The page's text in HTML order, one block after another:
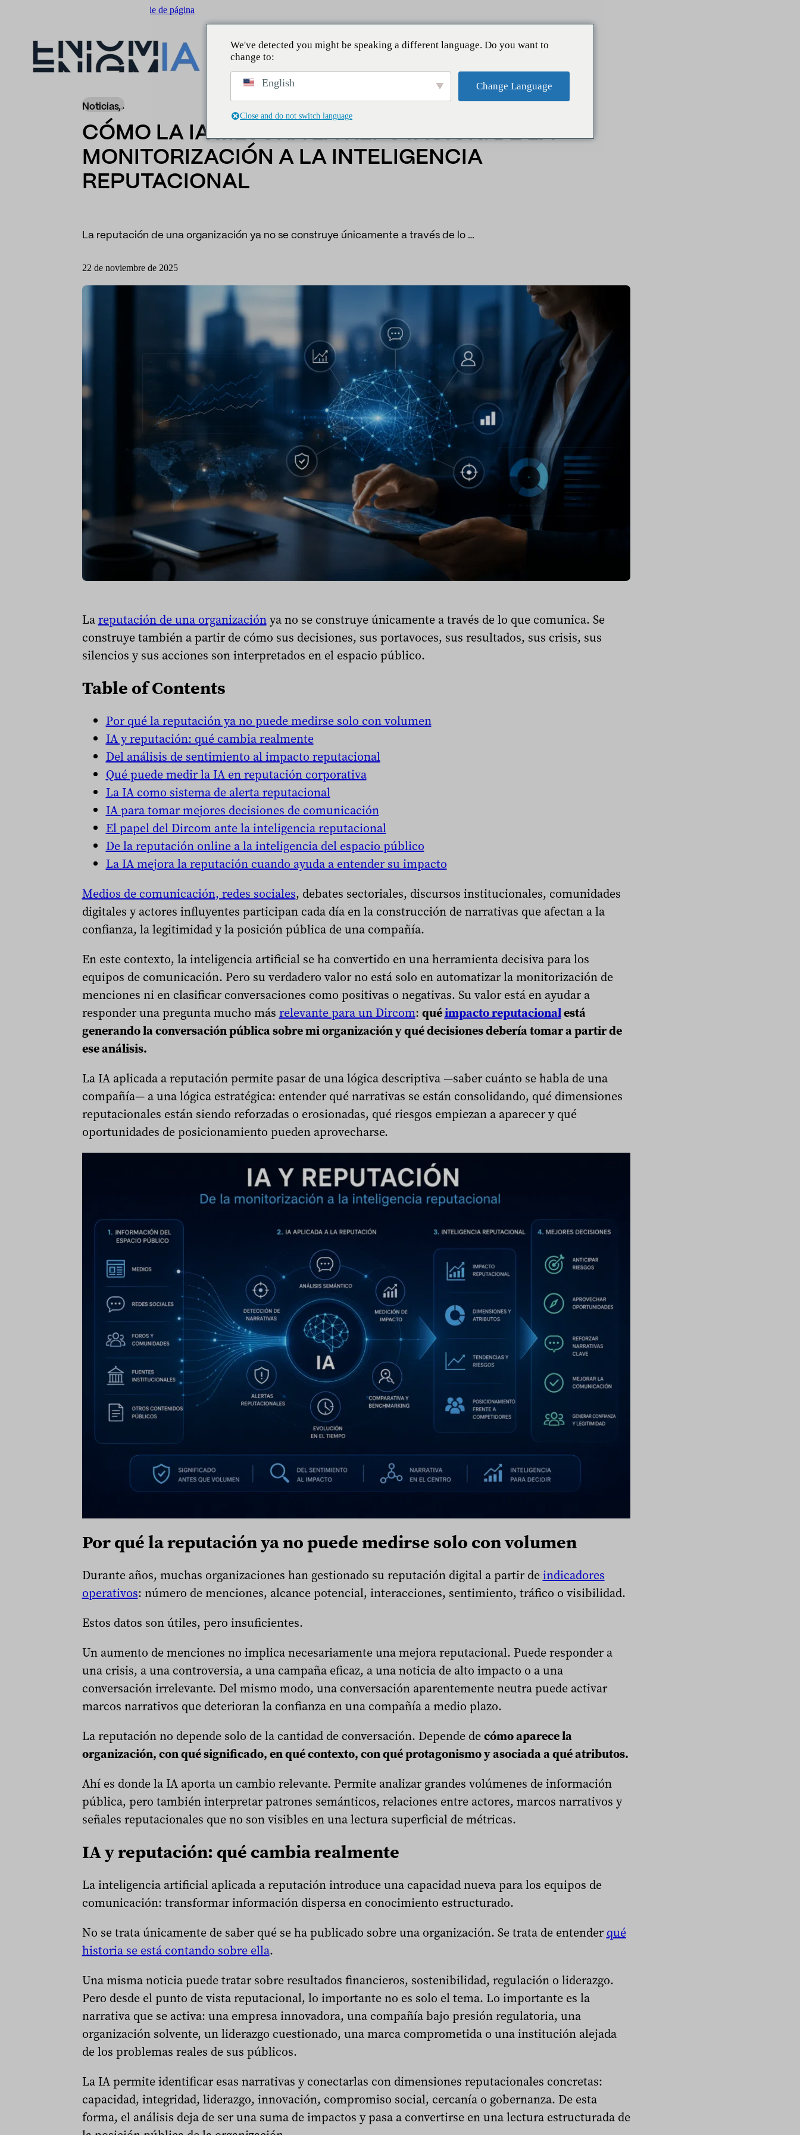
Saltar al pie de página
Insider Noticias/Cómo la IA mejora la reputación: de la monitorización a la inteligencia reputacional
Noticias,
CÓMO LA IA MEJORA LA REPUTACIÓN: DE LA
MONITORIZACIÓN A LA INTELIGENCIA
REPUTACIONAL
La reputación de una organización ya no se construye únicamente a través de lo …
22 de noviembre de 2025
Lareputación de una organizaciónya no se construye únicamente a través de lo que comunica. Se
construye también a partir de cómo sus decisiones, sus portavoces, sus resultados, sus crisis, sus
silencios y sus acciones son interpretados en el espacio público.
Table of Contents
Por qué la reputación ya no puede medirse solo con volumen
IA y reputación: qué cambia realmente
Del análisis de sentimiento al impacto reputacional
Qué puede medir la IA en reputación corporativa
La IA como sistema de alerta reputacional
IA para tomar mejores decisiones de comunicación
El papel del Dircom ante la inteligencia reputacional
De la reputación online a la inteligencia del espacio público
La IA mejora la reputación cuando ayuda a entender su impacto
Medios de comunicación, redes sociales, debates sectoriales, discursos institucionales, comunidades
digitales y actores influyentes participan cada día en la construcción de narrativas que afectan a la
confianza, la legitimidad y la posición pública de una compañía.
En este contexto, la inteligencia artificial se ha convertido en una herramienta decisiva para los
equipos de comunicación. Pero su verdadero valor no está solo en automatizar la monitorización de
menciones ni en clasificar conversaciones como positivas o negativas. Su valor está en ayudar a
responder una pregunta mucho más relevante para un Dircom: quéimpacto reputacionalestá
generando la conversación pública sobre mi organización y qué decisiones debería tomar a partir de
ese análisis.
La IA aplicada a reputación permite pasar de una lógica descriptiva —saber cuánto se habla de una
compañía— a una lógica estratégica: entender qué narrativas se están consolidando, qué dimensiones
reputacionales están siendo reforzadas o erosionadas, qué riesgos empiezan a aparecer y qué
oportunidades de posicionamiento pueden aprovecharse.
Por qué la reputación ya no puede medirse solo con volumen
Durante años, muchas organizaciones han gestionado su reputación digital a partir deindicadores
operativos: número de menciones, alcance potencial, interacciones, sentimiento, tráfico o visibilidad.
Estos datos son útiles, pero insuficientes.
Un aumento de menciones no implica necesariamente una mejora reputacional. Puede responder a
una crisis, a una controversia, a una campaña eficaz, a una noticia de alto impacto o a una
conversación irrelevante. Del mismo modo, una conversación aparentemente neutra puede activar
marcos narrativos que deterioran la confianza en una compañía a medio plazo.
La reputación no depende solo de la cantidad de conversación. Depende decómo aparece la
organización, con qué significado, en qué contexto, con qué protagonismo y asociada a qué atributos.
Ahí es donde la IA aporta un cambio relevante. Permite analizar grandes volúmenes de información
pública, pero también interpretar patrones semánticos, relaciones entre actores, marcos narrativos y
señales reputacionales que no son visibles en una lectura superficial de métricas.
IA y reputación: qué cambia realmente
La inteligencia artificial aplicada a reputación introduce una capacidad nueva para los equipos de
comunicación: transformar información dispersa en conocimiento estructurado.
No se trata únicamente de saber qué se ha publicado sobre una organización. Se trata de entender qué
historia se está contando sobre ella.
Una misma noticia puede tratar sobre resultados financieros, sostenibilidad, regulación o liderazgo.
Pero desde el punto de vista reputacional, lo importante no es solo el tema. Lo importante es la
narrativa que se activa: una empresa innovadora, una compañía bajo presión regulatoria, una
organización solvente, un liderazgo cuestionado, una marca comprometida o una institución alejada
de los problemas reales de sus públicos.
La IA permite identificar esas narrativas y conectarlas con dimensiones reputacionales concretas:
capacidad, integridad, liderazgo, innovación, compromiso social, cercanía o gobernanza. De esta
forma, el análisis deja de ser una suma de impactos y pasa a convertirse en una lectura estructurada de
We've detected you might be speaking a different language. Do you want to
change to:
English Change Language
Close and do not switch language